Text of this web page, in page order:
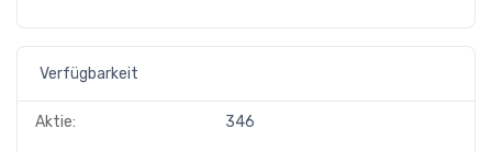
Verfügbarkeit
Aktie: 346